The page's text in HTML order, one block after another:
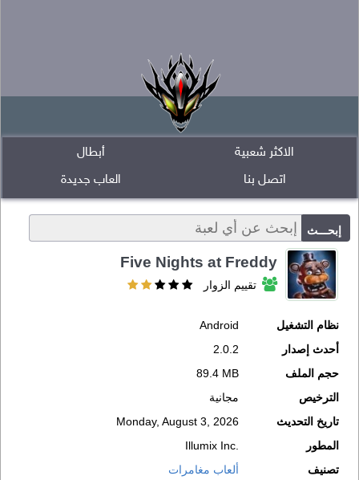
أبطال
الاكثر شعبية
العاب جديدة
اتصل بنا
Five Nights at Freddy
تقييم الزوار
نظام التشغيل
Android
أحدث إصدار
2.0.2
حجم الملف
89.4 MB
الترخيص
مجانية
تاريخ التحديث
Monday, August 3, 2026
المطور
Illumix Inc.
تصنيف
ألعاب مغامرات